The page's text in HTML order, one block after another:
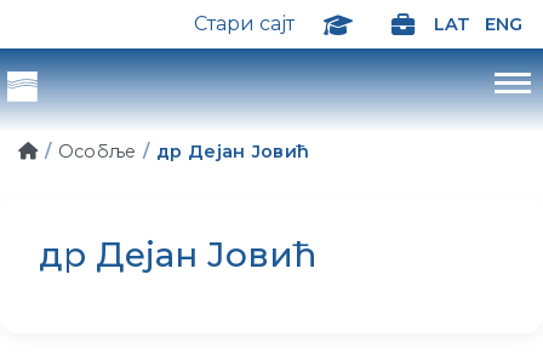
Стари сајт LAT ENG
Особље др Дејан Јовић
др Дејан Јовић